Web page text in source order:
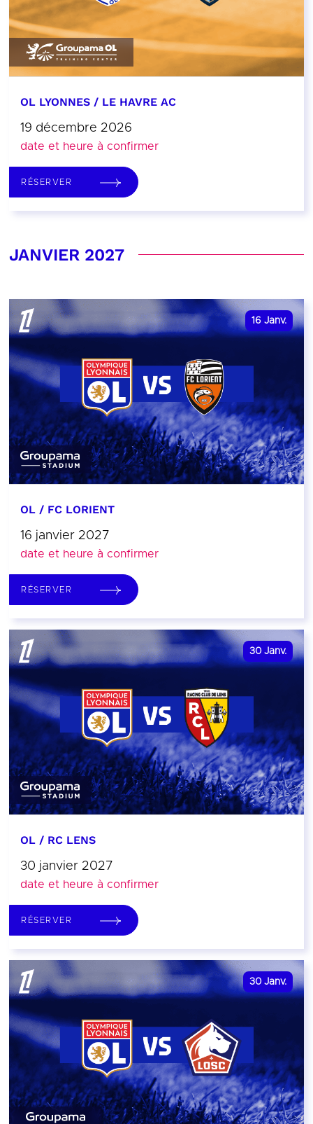
OL LYONNES / LE HAVRE AC
19 décembre 2026
date et heure à confirmer
RÉSERVER
JANVIER 2027
16 Janv.
OL / FC LORIENT
16 janvier 2027
date et heure à confirmer
RÉSERVER
30 Janv.
OL / RC LENS
30 janvier 2027
date et heure à confirmer
RÉSERVER
30 Janv.